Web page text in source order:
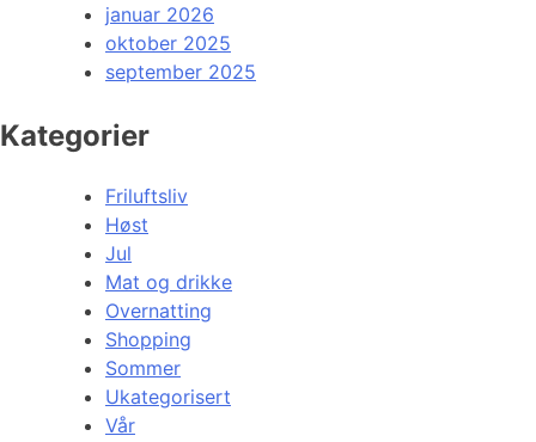
januar 2026
oktober 2025
september 2025
Kategorier
Friluftsliv
Høst
Jul
Mat og drikke
Overnatting
Shopping
Sommer
Ukategorisert
Vår